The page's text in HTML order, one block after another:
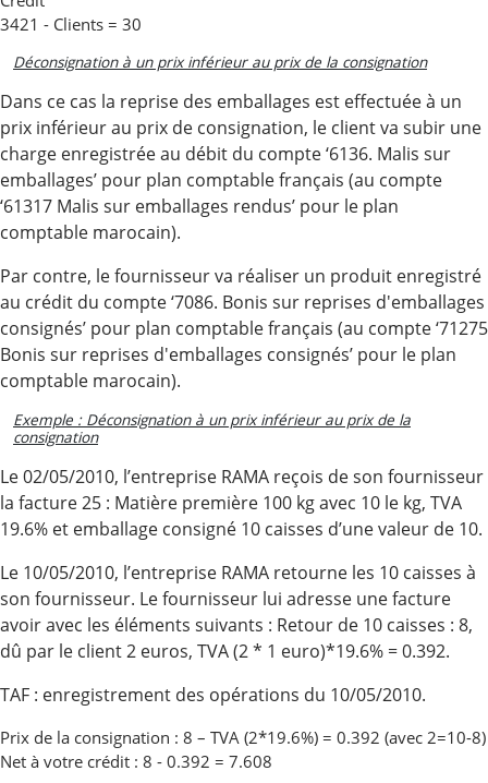
3421 - Clients = 30
Déconsignation à un prix inférieur au prix de la consignation
Dans ce cas la reprise des emballages est effectuée à un
prix inférieur au prix de consignation, le client va subir une
charge enregistrée au débit du compte ‘6136. Malis sur
emballages’ pour plan comptable français (au compte
‘61317 Malis sur emballages rendus’ pour le plan
comptable marocain).
Par contre, le fournisseur va réaliser un produit enregistré
au crédit du compte ‘7086. Bonis sur reprises d'emballages
consignés’ pour plan comptable français (au compte ‘71275
Bonis sur reprises d'emballages consignés’ pour le plan
comptable marocain).
Exemple : Déconsignation à un prix inférieur au prix de la
consignation
Le 02/05/2010, l’entreprise RAMA reçois de son fournisseur
la facture 25 : Matière première 100 kg avec 10 le kg, TVA
19.6% et emballage consigné 10 caisses d’une valeur de 10.
Le 10/05/2010, l’entreprise RAMA retourne les 10 caisses à
son fournisseur. Le fournisseur lui adresse une facture
avoir avec les éléments suivants : Retour de 10 caisses : 8,
dû par le client 2 euros, TVA (2 * 1 euro)*19.6% = 0.392.
TAF : enregistrement des opérations du 10/05/2010.
Prix de la consignation : 8 – TVA (2*19.6%) = 0.392 (avec 2=10-8)
Net à votre crédit : 8 - 0.392 = 7.608